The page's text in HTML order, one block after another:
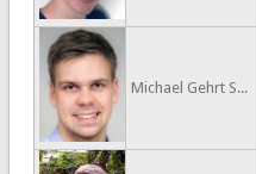
Michael Gehrt S...